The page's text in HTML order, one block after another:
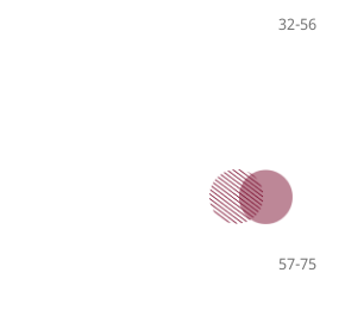
32-56
57-75